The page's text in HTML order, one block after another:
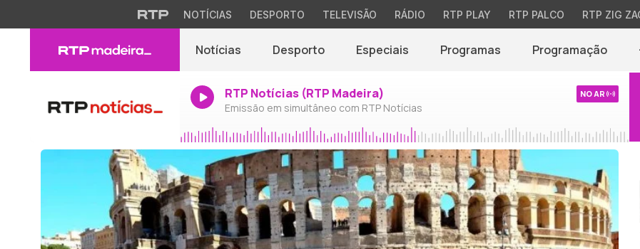
NOTÍCIAS DESPORTO TELEVISÃO RÁDIO RTP PLAY RTP PALCO RTP ZIG
Notícias Desporto Especiais Programas Programação
RTP Notícias (RTP Madeira)
Emissão em simultâneo com RTP Notícias
NO AR